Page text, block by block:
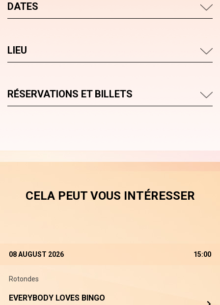
DATES
LIEU
RÉSERVATIONS ET BILLETS
CELA PEUT VOUS INTÉRESSER
08 AUGUST 2026 15:00
Rotondes
EVERYBODY LOVES BINGO